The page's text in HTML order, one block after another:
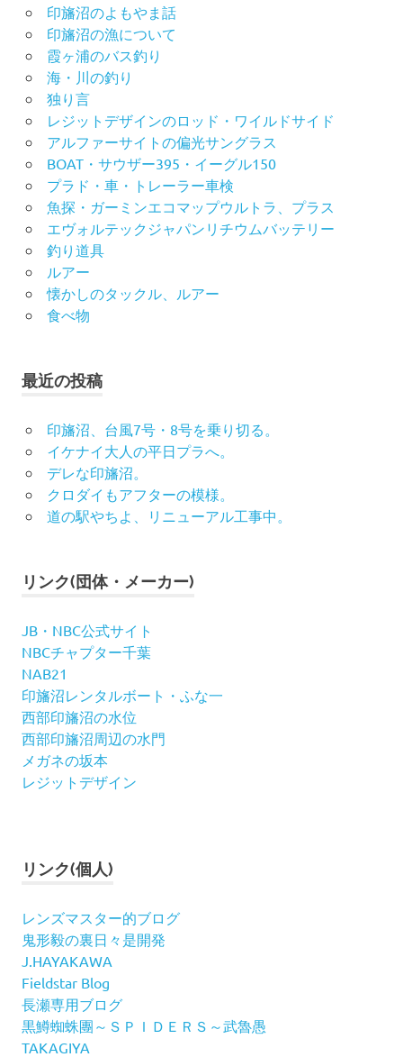
印旛沼のよもやま話
印旛沼の漁について
霞ヶ浦のバス釣り
海・川の釣り
独り言
レジットデザインのロッド・ワイルドサイド
アルファーサイトの偏光サングラス
BOAT・サウザー395・イーグル150
プラド・車・トレーラー車検
魚探・ガーミンエコマップウルトラ、プラス
エヴォルテックジャパンリチウムバッテリー
釣り道具
ルアー
懐かしのタックル、ルアー
食べ物
最近の投稿
印旛沼、台風7号・8号を乗り切る。
イケナイ大人の平日プラへ。
デレな印旛沼。
クロダイもアフターの模様。
道の駅やちよ、リニューアル工事中。
リンク(団体・メーカー)
JB・NBC公式サイト
NBCチャプター千葉
NAB21
印旛沼レンタルボート・ふな一
西部印旛沼の水位
西部印旛沼周辺の水門
メガネの坂本
レジットデザイン
リンク(個人)
レンズマスター的ブログ
鬼形毅の裏日々是開発
J.HAYAKAWA
Fieldstar Blog
長瀬専用ブログ
黒鱒蜘蛛團～ＳＰＩＤＥＲＳ～武魯愚
TAKAGIYA